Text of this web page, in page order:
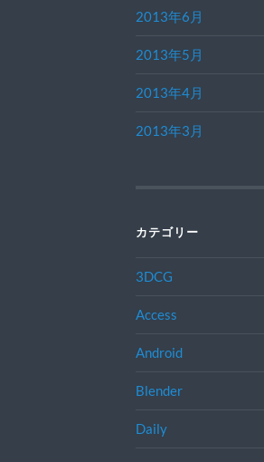
2013年6月
2013年5月
2013年4月
2013年3月
カテゴリー
3DCG
Access
Android
Blender
Daily